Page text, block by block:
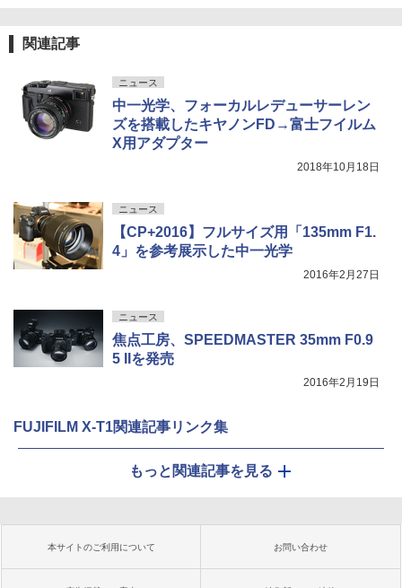
関連記事
ニュース
中一光学、フォーカルレデューサーレン
ズを搭載したキヤノンFD→富士フイルム
X用アダプター
2018年10月18日
ニュース
【CP+2016】フルサイズ用「135mm F1.
4」を参考展示した中一光学
2016年2月27日
ニュース
焦点工房、SPEEDMASTER 35mm F0.9
5 IIを発売
2016年2月19日
FUJIFILM X-T1関連記事リンク集
もっと関連記事を見る
本サイトのご利用について お問い合わせ